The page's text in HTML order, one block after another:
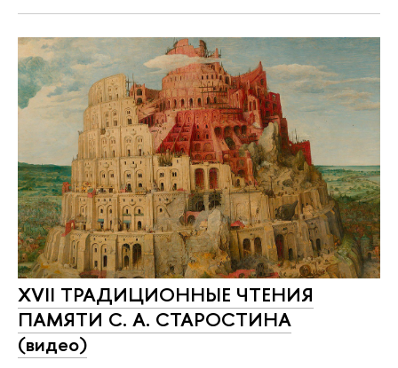
XVII ТРАДИЦИОННЫЕ ЧТЕНИЯ
ПАМЯТИ С. А. СТАРОСТИНА
(видео)